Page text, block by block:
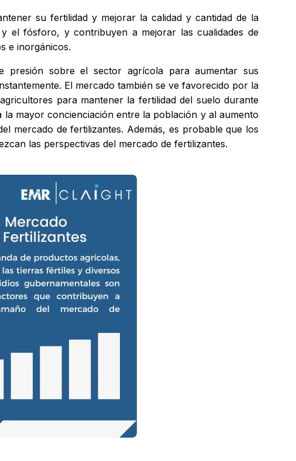
su fertilidad y mejorar la calidad y cantidad de la
el fósforo, y contribuyen a mejorar las cualidades de
e inorgánicos.
presión sobre el sector agrícola para aumentar sus
El mercado también se ve favorecido por la
para mantener la fertilidad del suelo durante
mayor concienciación entre la población y al aumento
mercado de fertilizantes. Además, es probable que los
las perspectivas del mercado de fertilizantes.